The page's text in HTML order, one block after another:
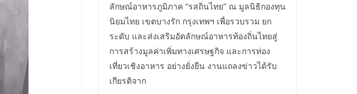
ลักษณ์อาหารภูมิภาค “รสถิ่นไทย” ณ มูลนิธิกองทุน
นิยมไทย เขตบางรัก กรุงเทพฯ เพื่อรวบรวม ยก
ระดับ และส่งเสริมอัตลักษณ์อาหารท้องถิ่นไทยสู่
การสร้างมูลค่าเพิ่มทางเศรษฐกิจ และการท่อง
เที่ยวเชิงอาหาร อย่างยั่งยืน งานแถลงข่าวได้รับ
เกียรติจาก